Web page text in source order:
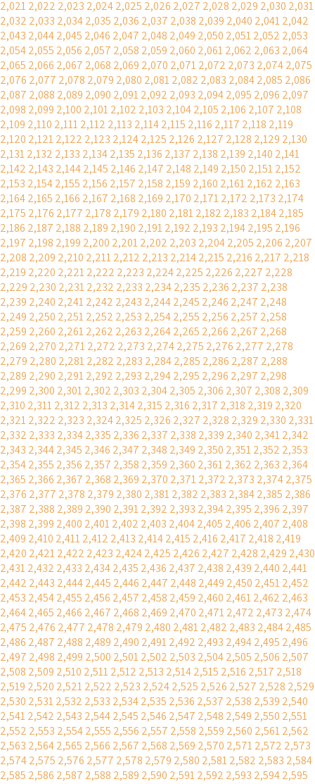
2,0212,022 2,023 2,0242,025 2,026 2,027 2,028 2,029 2,030 2,031
2,032 2,033 2,0342,035 2,036 2,037 2,038 2,039 2,040 2,0412,042
2,043 2,0442,045 2,046 2,047 2,048 2,049 2,050 2,0512,052 2,053
2,0542,055 2,056 2,057 2,058 2,059 2,060 2,0612,062 2,063 2,064
2,065 2,066 2,067 2,068 2,069 2,070 2,0712,072 2,073 2,0742,075
2,076 2,077 2,078 2,079 2,080 2,0812,082 2,083 2,0842,085 2,086
2,087 2,088 2,089 2,090 2,0912,092 2,093 2,0942,095 2,096 2,097
2,098 2,099 2,100 2,1012,102 2,103 2,1042,105 2,106 2,107 2,108
2,109 2,110 2,1112,112 2,113 2,1142,115 2,116 2,117 2,118 2,119
2,120 2,1212,122 2,123 2,1242,125 2,126 2,127 2,128 2,129 2,130
2,1312,132 2,133 2,1342,135 2,136 2,137 2,138 2,139 2,140 2,141
2,142 2,143 2,1442,145 2,146 2,147 2,148 2,149 2,150 2,1512,152
2,153 2,1542,155 2,156 2,157 2,158 2,159 2,160 2,1612,162 2,163
2,1642,165 2,166 2,167 2,168 2,169 2,170 2,1712,172 2,173 2,174
2,175 2,176 2,177 2,178 2,179 2,180 2,1812,182 2,183 2,1842,185
2,186 2,187 2,188 2,189 2,190 2,1912,192 2,193 2,1942,195 2,196
2,197 2,198 2,199 2,200 2,2012,202 2,203 2,2042,205 2,206 2,207
2,208 2,209 2,210 2,2112,212 2,213 2,2142,215 2,216 2,217 2,218
2,219 2,220 2,2212,222 2,223 2,2242,225 2,226 2,227 2,228
2,229 2,230 2,2312,232 2,233 2,2342,235 2,236 2,237 2,238
2,239 2,240 2,2412,242 2,243 2,2442,245 2,246 2,247 2,248
2,249 2,250 2,2512,252 2,253 2,2542,255 2,256 2,257 2,258
2,259 2,260 2,2612,262 2,263 2,2642,265 2,266 2,267 2,268
2,269 2,270 2,2712,272 2,273 2,2742,275 2,276 2,277 2,278
2,279 2,280 2,2812,282 2,283 2,2842,285 2,286 2,287 2,288
2,289 2,290 2,2912,292 2,293 2,2942,295 2,296 2,297 2,298
2,299 2,300 2,3012,302 2,303 2,3042,305 2,306 2,307 2,308 2,309
2,310 2,3112,312 2,313 2,3142,315 2,316 2,317 2,318 2,319 2,320
2,3212,322 2,323 2,3242,325 2,326 2,327 2,328 2,329 2,330 2,331
2,332 2,333 2,3342,335 2,336 2,337 2,338 2,339 2,340 2,3412,342
2,343 2,3442,345 2,346 2,347 2,348 2,349 2,350 2,3512,352 2,353
2,3542,355 2,356 2,357 2,358 2,359 2,360 2,3612,362 2,363 2,364
2,365 2,366 2,367 2,368 2,369 2,370 2,3712,372 2,373 2,3742,375
2,376 2,377 2,378 2,379 2,380 2,3812,382 2,383 2,3842,385 2,386
2,387 2,388 2,389 2,390 2,3912,392 2,393 2,3942,395 2,396 2,397
2,398 2,399 2,400 2,4012,402 2,403 2,4042,405 2,406 2,407 2,408
2,409 2,410 2,4112,412 2,413 2,4142,415 2,416 2,417 2,418 2,419
2,420 2,4212,422 2,423 2,4242,425 2,426 2,427 2,428 2,429 2,430
2,4312,432 2,433 2,4342,435 2,436 2,437 2,438 2,439 2,440 2,441
2,442 2,443 2,4442,445 2,446 2,447 2,448 2,449 2,450 2,4512,452
2,453 2,4542,455 2,456 2,457 2,458 2,459 2,460 2,4612,462 2,463
2,4642,465 2,466 2,467 2,468 2,469 2,470 2,4712,472 2,473 2,474
2,475 2,476 2,477 2,478 2,479 2,480 2,4812,482 2,483 2,4842,485
2,486 2,487 2,488 2,489 2,490 2,4912,492 2,493 2,4942,495 2,496
2,497 2,498 2,499 2,500 2,5012,502 2,503 2,5042,505 2,506 2,507
2,508 2,509 2,510 2,5112,512 2,513 2,5142,515 2,516 2,517 2,518
2,519 2,520 2,5212,522 2,523 2,5242,525 2,526 2,527 2,528 2,529
2,530 2,5312,532 2,533 2,5342,535 2,536 2,537 2,538 2,539 2,540
2,5412,542 2,543 2,5442,545 2,546 2,547 2,548 2,549 2,550 2,551
2,552 2,553 2,5542,555 2,556 2,557 2,558 2,559 2,560 2,5612,562
2,563 2,5642,565 2,566 2,567 2,568 2,569 2,570 2,5712,572 2,573
2,5742,575 2,576 2,577 2,578 2,579 2,580 2,5812,582 2,583 2,584
2,585 2,586 2,587 2,588 2,589 2,590 2,5912,592 2,593 2,5942,595